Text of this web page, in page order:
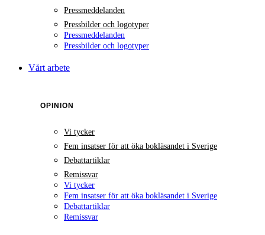
Pressmeddelanden
Pressbilder och logotyper
Pressmeddelanden
Pressbilder och logotyper
Vårt arbete
OPINION
Vi tycker
Fem insatser för att öka bokläsandet i Sverige
Debattartiklar
Remissvar
Vi tycker
Fem insatser för att öka bokläsandet i Sverige
Debattartiklar
Remissvar